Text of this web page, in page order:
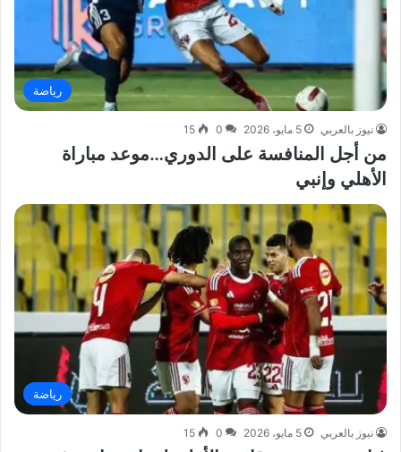
رياضة
نيوز بالعربي 5 مايو، 2026 0
15
من أجل المنافسة على الدوري…موعد مباراة
الأهلي وإنبي
رياضة
نيوز بالعربي 5 مايو، 2026 0
15